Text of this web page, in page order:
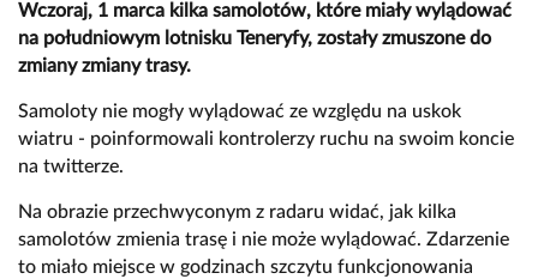
Wczoraj, 1 marca kilka samolotów, które miały wylądować
na południowym lotnisku Teneryfy, zostały zmuszone do
zmiany zmiany trasy.
Samoloty nie mogły wylądować ze względu na uskok
wiatru - poinformowali kontrolerzy ruchu na swoim koncie
na twitterze.
Na obrazie przechwyconym z radaru widać, jak kilka
samolotów zmienia trasę i nie może wylądować. Zdarzenie
to miało miejsce w godzinach szczytu funkcjonowania